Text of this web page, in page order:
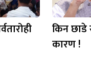
किन छाडे
कारण !